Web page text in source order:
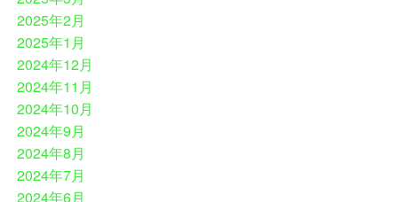
2025年2月
2025年1月
2024年12月
2024年11月
2024年10月
2024年9月
2024年8月
2024年7月
2024年6月